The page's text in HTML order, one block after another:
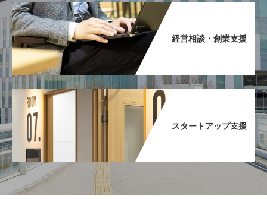
経営相談・創業支援​
スタートアップ支援​